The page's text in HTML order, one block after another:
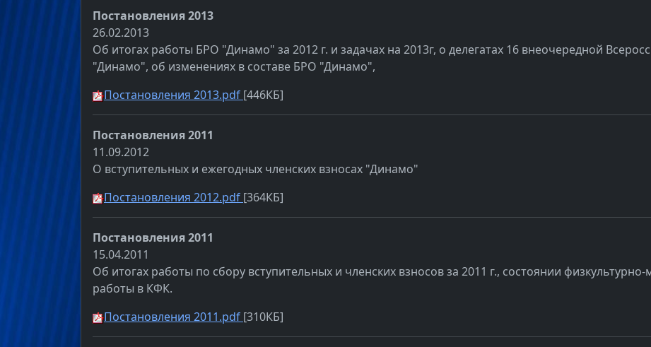
Постановления 2013
26.02.2013
Об итогах работы БРО "Динамо" за 2012 г. и задачах на 2013г, о делегатах 16 внеочередной
"Динамо", об изменениях в составе БРО "Динамо",
Постановления 2013.pdf [446КБ]
Постановления 2011
11.09.2012
О вступительных и ежегодных членских взносах "Динамо"
Постановления 2012.pdf [364КБ]
Постановления 2011
15.04.2011
Об итогах работы по сбору вступительных и членских взносов за 2011 г., состоянии
работы в КФК.
Постановления 2011.pdf [310КБ]